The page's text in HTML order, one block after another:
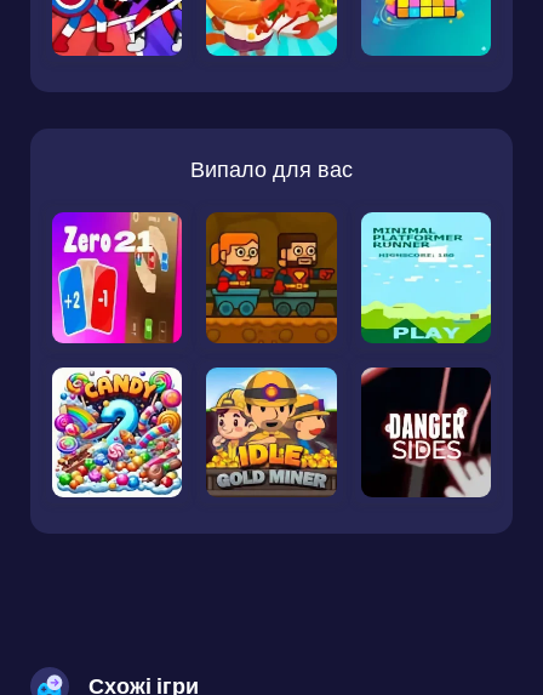
Випало для вас
Схожі ігри